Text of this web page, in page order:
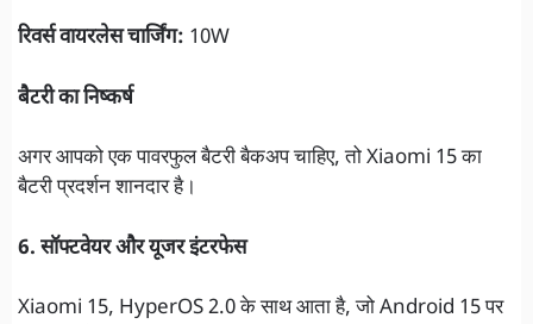
रिवर्स वायरलेस चार्जिंग: 10W
बैटरी का निष्कर्ष
अगर आपको एक पावरफुल बैटरी बैकअप चाहिए, तो Xiaomi 15 का
बैटरी प्रदर्शन शानदार है।
6. सॉफ्टवेयर और यूजर इंटरफेस
Xiaomi 15, HyperOS 2.0 के साथ आता है, जो Android 15 पर